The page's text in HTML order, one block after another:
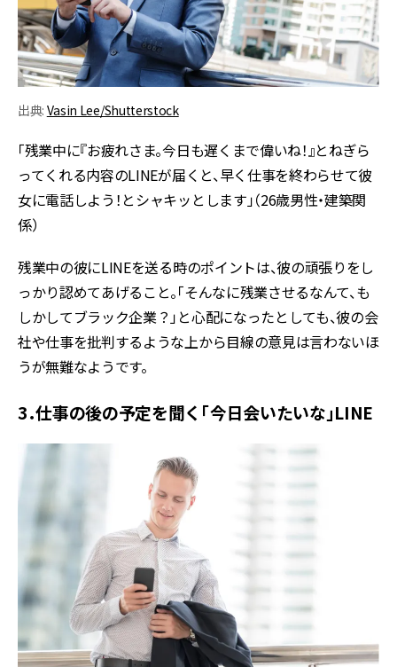
出典: Vasin Lee/Shutterstock
「残業中に『お疲れさま。今日も遅くまで偉いね！』とねぎら
ってくれる内容のLINEが届くと、早く仕事を終わらせて彼
女に電話しよう！とシャキッとします」（26歳男性・建築関
係）
残業中の彼にLINEを送る時のポイントは、彼の頑張りをし
っかり認めてあげること。「そんなに残業させるなんて、も
しかしてブラック企業？」と心配になったとしても、彼の会
社や仕事を批判するような上から目線の意見は言わないほ
うが無難なようです。
3．仕事の後の予定を聞く「今日会いたいな」LINE